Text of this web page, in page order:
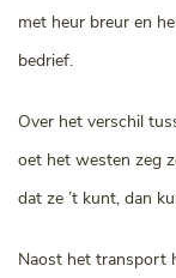
met heur breur en
bedrief.
Over het verschil
oet het westen zeg
dat ze ’t kunt, dan
Naost het transport